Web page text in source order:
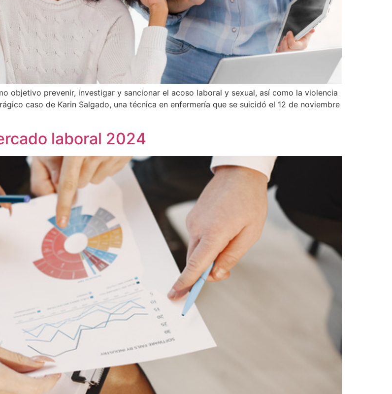
objetivo prevenir, investigar y sancionar el acoso laboral y sexual, así como la violencia
caso de Karin Salgado, una técnica en enfermería que se suicidó el 12 de noviembre
laboral 2024